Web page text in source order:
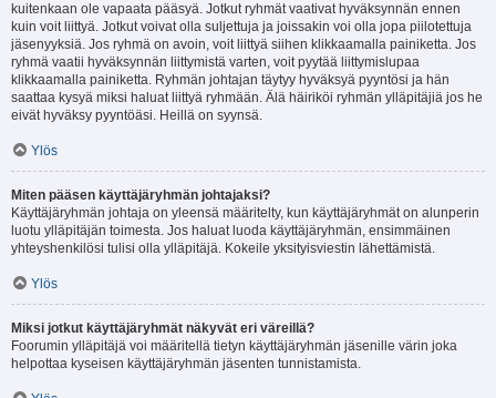
kuitenkaan ole vapaata pääsyä. Jotkut ryhmät vaativat hyväksynnän ennen
kuin voit liittyä. Jotkut voivat olla suljettuja ja joissakin voi olla jopa piilotettuja
jäsenyyksiä. Jos ryhmä on avoin, voit liittyä siihen klikkaamalla painiketta. Jos
ryhmä vaatii hyväksynnän liittymistä varten, voit pyytää liittymislupaa
klikkaamalla painiketta. Ryhmän johtajan täytyy hyväksyä pyyntösi ja hän
saattaa kysyä miksi haluat liittyä ryhmään. Älä häiriköi ryhmän ylläpitäjiä jos he
eivät hyväksy pyyntöäsi. Heillä on syynsä.
Ylös
Miten pääsen käyttäjäryhmän johtajaksi?
Käyttäjäryhmän johtaja on yleensä määritelty, kun käyttäjäryhmät on alunperin
luotu ylläpitäjän toimesta. Jos haluat luoda käyttäjäryhmän, ensimmäinen
yhteyshenkilösi tulisi olla ylläpitäjä. Kokeile yksityisviestin lähettämistä.
Ylös
Miksi jotkut käyttäjäryhmät näkyvät eri väreillä?
Foorumin ylläpitäjä voi määritellä tietyn käyttäjäryhmän jäsenille värin joka
helpottaa kyseisen käyttäjäryhmän jäsenten tunnistamista.